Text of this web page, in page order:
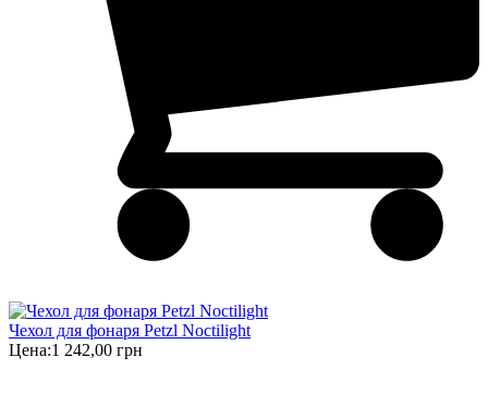
Чехол для фонаря Petzl Noctilight
Цена:1 242,00 грн